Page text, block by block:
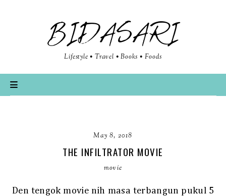
BIDASARI
Lifestyle • Travel • Books • Foods
May 8, 2018
THE INFILTRATOR MOVIE
movie
Den tengok movie nih masa terbangun pukul 5